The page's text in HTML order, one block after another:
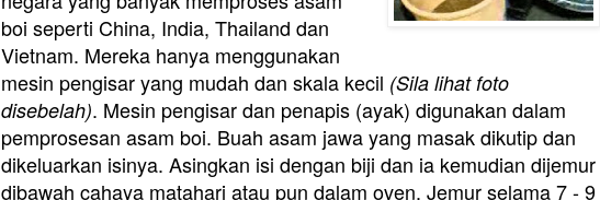
boi seperti China, India, Thailand dan
Vietnam. Mereka hanya menggunakan
mesin pengisar yang mudah dan skala kecil (Sila lihat foto
disebelah). Mesin pengisar dan penapis (ayak) digunakan dalam
pemprosesan asam boi. Buah asam jawa yang masak dikutip dan
dikeluarkan isinya. Asingkan isi dengan biji dan ia kemudian dijemur
dibawah cahaya matahari atau pun dalam oven. Jemur selama 7 - 9